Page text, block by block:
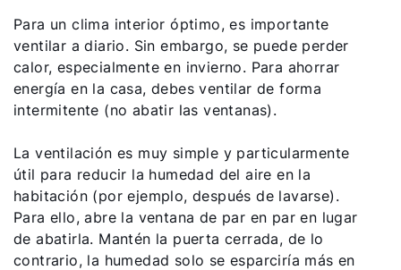
Para un clima interior óptimo, es importante
ventilar a diario. Sin embargo, se puede perder
calor, especialmente en invierno. Para ahorrar
energía en la casa, debes ventilar de forma
intermitente (no abatir las ventanas).
La ventilación es muy simple y particularmente
útil para reducir la humedad del aire en la
habitación (por ejemplo, después de lavarse).
Para ello, abre la ventana de par en par en lugar
de abatirla. Mantén la puerta cerrada, de lo
contrario, la humedad solo se esparciría más en